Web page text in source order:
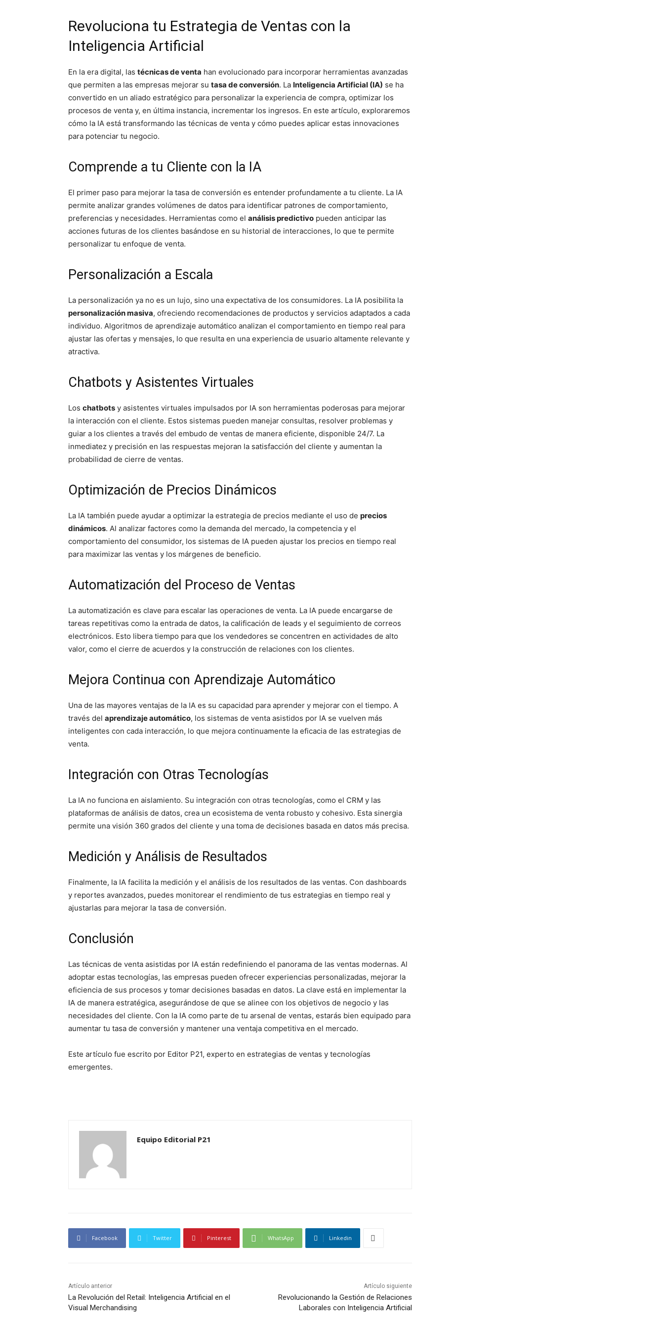
Revoluciona tu Estrategia de Ventas con la
Inteligencia Artificial
En la era digital, las técnicas de venta han evolucionado para incorporar herramientas avanzadas
que permiten a las empresas mejorar su tasa de conversión. La Inteligencia Artificial (IA) se ha
convertido en un aliado estratégico para personalizar la experiencia de compra, optimizar los
procesos de venta y, en última instancia, incrementar los ingresos. En este artículo, exploraremos
cómo la IA está transformando las técnicas de venta y cómo puedes aplicar estas innovaciones
para potenciar tu negocio.
Comprende a tu Cliente con la IA
El primer paso para mejorar la tasa de conversión es entender profundamente a tu cliente. La IA
permite analizar grandes volúmenes de datos para identificar patrones de comportamiento,
preferencias y necesidades. Herramientas como el análisis predictivo pueden anticipar las
acciones futuras de los clientes basándose en su historial de interacciones, lo que te permite
personalizar tu enfoque de venta.
Personalización a Escala
La personalización ya no es un lujo, sino una expectativa de los consumidores. La IA posibilita la
personalización masiva, ofreciendo recomendaciones de productos y servicios adaptados a cada
individuo. Algoritmos de aprendizaje automático analizan el comportamiento en tiempo real para
ajustar las ofertas y mensajes, lo que resulta en una experiencia de usuario altamente relevante y
atractiva.
Chatbots y Asistentes Virtuales
Los chatbots y asistentes virtuales impulsados por IA son herramientas poderosas para mejorar
la interacción con el cliente. Estos sistemas pueden manejar consultas, resolver problemas y
guiar a los clientes a través del embudo de ventas de manera eficiente, disponible 24/7. La
inmediatez y precisión en las respuestas mejoran la satisfacción del cliente y aumentan la
probabilidad de cierre de ventas.
Optimización de Precios Dinámicos
La IA también puede ayudar a optimizar la estrategia de precios mediante el uso de precios
dinámicos. Al analizar factores como la demanda del mercado, la competencia y el
comportamiento del consumidor, los sistemas de IA pueden ajustar los precios en tiempo real
para maximizar las ventas y los márgenes de beneficio.
Automatización del Proceso de Ventas
La automatización es clave para escalar las operaciones de venta. La IA puede encargarse de
tareas repetitivas como la entrada de datos, la calificación de leads y el seguimiento de correos
electrónicos. Esto libera tiempo para que los vendedores se concentren en actividades de alto
valor, como el cierre de acuerdos y la construcción de relaciones con los clientes.
Mejora Continua con Aprendizaje Automático
Una de las mayores ventajas de la IA es su capacidad para aprender y mejorar con el tiempo. A
través del aprendizaje automático, los sistemas de venta asistidos por IA se vuelven más
inteligentes con cada interacción, lo que mejora continuamente la eficacia de las estrategias de
venta.
Integración con Otras Tecnologías
La IA no funciona en aislamiento. Su integración con otras tecnologías, como el CRM y las
plataformas de análisis de datos, crea un ecosistema de venta robusto y cohesivo. Esta sinergia
permite una visión 360 grados del cliente y una toma de decisiones basada en datos más precisa.
Medición y Análisis de Resultados
Finalmente, la IA facilita la medición y el análisis de los resultados de las ventas. Con dashboards
y reportes avanzados, puedes monitorear el rendimiento de tus estrategias en tiempo real y
ajustarlas para mejorar la tasa de conversión.
Conclusión
Las técnicas de venta asistidas por IA están redefiniendo el panorama de las ventas modernas. Al
adoptar estas tecnologías, las empresas pueden ofrecer experiencias personalizadas, mejorar la
eficiencia de sus procesos y tomar decisiones basadas en datos. La clave está en implementar la
IA de manera estratégica, asegurándose de que se alinee con los objetivos de negocio y las
necesidades del cliente. Con la IA como parte de tu arsenal de ventas, estarás bien equipado para
aumentar tu tasa de conversión y mantener una ventaja competitiva en el mercado.
Este artículo fue escrito por Editor P21, experto en estrategias de ventas y tecnologías
emergentes.
Equipo Editorial P21
Facebook Twitter Pinterest WhatsApp Linkedin
Artículo anterior
La Revolución del Retail: Inteligencia Artificial en el
Visual Merchandising
Artículo siguiente
Revolucionando la Gestión de Relaciones
Laborales con Inteligencia Artificial